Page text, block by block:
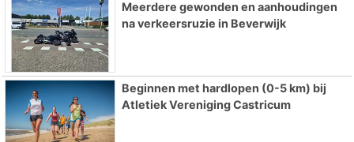
Meerdere gewonden en aanhoudingen
na verkeersruzie in Beverwijk
Beginnen met hardlopen (0-5 km) bij
Atletiek Vereniging Castricum